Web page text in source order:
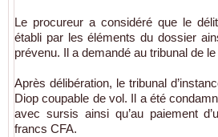
Le procureur a considéré que le
établi par les éléments du dossier
prévenu. Il a demandé au tribunal de
Après délibération, le tribunal
Diop coupable de vol. Il a été
avec sursis ainsi qu’au paiement
francs CFA.